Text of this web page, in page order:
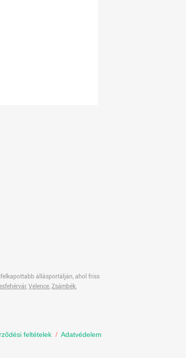
állásportálján, ahol friss
, Velence, Zsámbék,
feltételek / Adatvédelem